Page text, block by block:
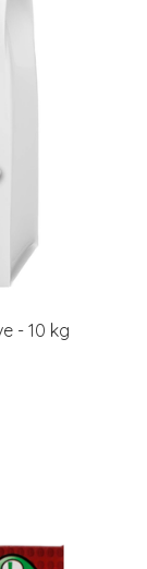
- 10 kg